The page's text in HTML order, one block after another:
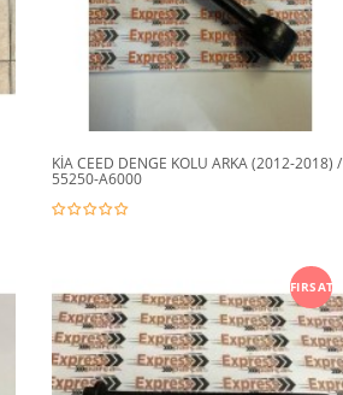
KİA CEED DENGE KOLU ARKA (2012-2018) /
55250-A6000
FIRSAT